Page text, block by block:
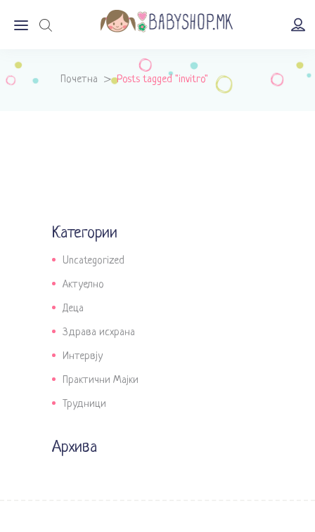
Почетна >Posts tagged "invitro"
Категории
Uncategorized
Актуелно
Деца
Здрава исхрана
Интервју
Практични Мајки
Трудници
Архива